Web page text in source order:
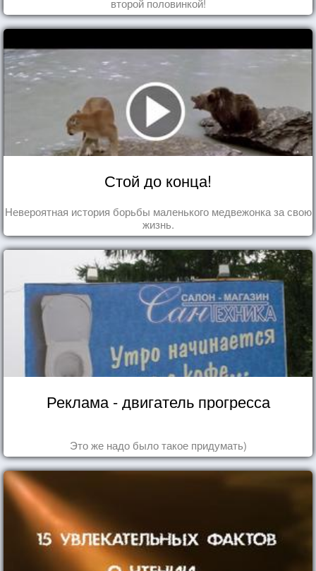
второй половинкой!
Стой до конца!
Невероятная история борьбы маленького медвежонка за свою
жизнь.
Реклама - двигатель прогресса
Это же надо было такое придумать)